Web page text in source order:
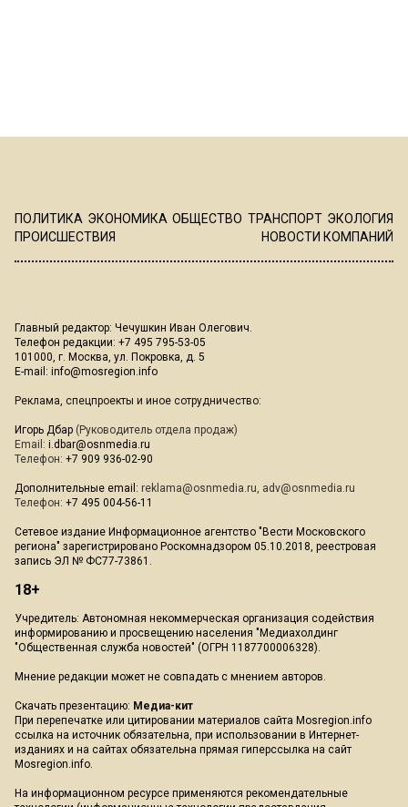
ПОЛИТИКА ЭКОНОМИКА ОБЩЕСТВО ТРАНСПОРТ ЭКОЛОГИЯ
ПРОИСШЕСТВИЯ
НОВОСТИ КОМПАНИЙ
Главный редактор: Чечушкин Иван Олегович.
Телефон редакции: +7 495 795-53-05
101000, г. Москва, ул. Покровка, д. 5
E-mail: info@mosregion.info
Реклама, спецпроекты и иное сотрудничество:
Игорь Дбар (Руководитель отдела продаж)
Email: i.dbar@osnmedia.ru
Телефон: +7 909 936-02-90
Дополнительные email: reklama@osnmedia.ru, adv@osnmedia.ru
Телефон: +7 495 004-56-11
Сетевое издание Информационное агентство "Вести Московского
региона" зарегистрировано Роскомнадзором 05.10.2018, реестровая
запись ЭЛ № ФС77-73861.
18+
Учредитель: Автономная некоммерческая организация содействия
информированию и просвещению населения "Медиахолдинг
"Общественная служба новостей" (ОГРН 1187700006328).
Мнение редакции может не совпадать с мнением авторов.
Скачать презентацию: Медиа-кит
При перепечатке или цитировании материалов сайта Mosregion.info
ссылка на источник обязательна, при использовании в Интернет-
изданиях и на сайтах обязательна прямая гиперссылка на сайт
Mosregion.info.
На информационном ресурсе применяются рекомендательные